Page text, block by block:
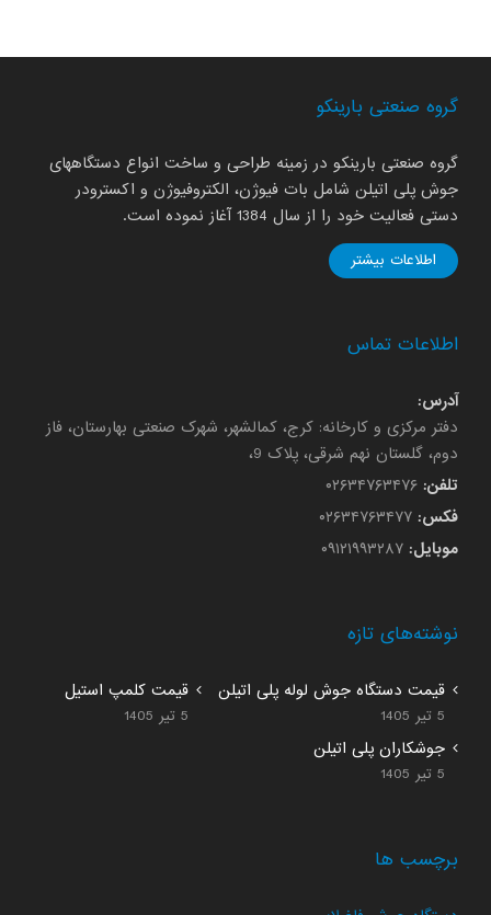
گروه صنعتی بارینکو
گروه صنعتی بارینکو در زمینه طراحی و ساخت انواع دستگاههای
جوش پلی اتیلن شامل بات فیوژن، الکتروفیوژن و اکسترودر
دستی فعالیت خود را از سال 1384 آغاز نموده است.
اطلاعات بیشتر
اطلاعات تماس
آدرس:
دفتر مرکزی و کارخانه: کرج، کمالشهر، شهرک صنعتی بهارستان، فاز
دوم، گلستان نهم شرقی، پلاک 9،
تلفن: ۰۲۶۳۴۷۶۳۴۷۶
فکس: ۰۲۶۳۴۷۶۳۴۷۷
موبایل: ۰۹۱۲۱۹۹۳۲۸۷
نوشته‌های تازه
قیمت دستگاه جوش لوله پلی اتیلن
5 تیر 1405
قیمت کلمپ استیل
5 تیر 1405
جوشکاران پلی اتیلن
5 تیر 1405
برچسب ها